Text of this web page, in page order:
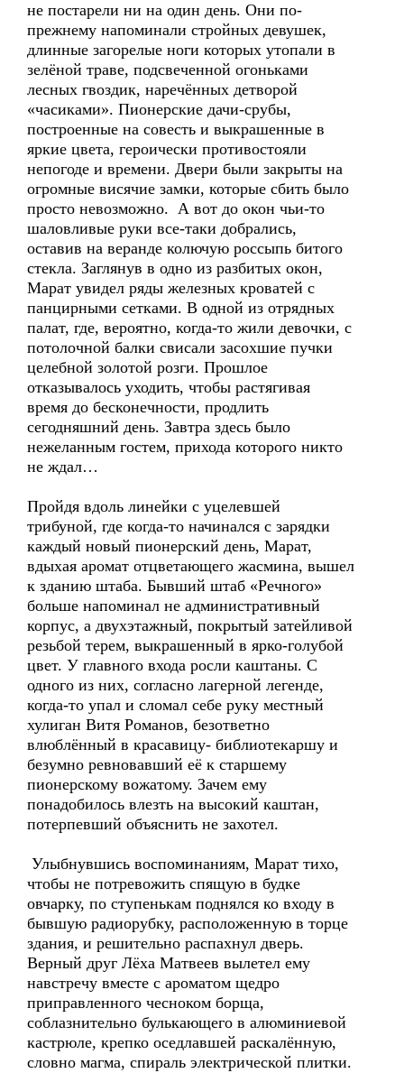
не постарели ни на один день. Они по-
прежнему напоминали стройных девушек,
длинные загорелые ноги которых утопали в
зелёной траве, подсвеченной огоньками
лесных гвоздик, наречённых детворой
«часиками». Пионерские дачи-срубы,
построенные на совесть и выкрашенные в
яркие цвета, героически противостояли
непогоде и времени. Двери были закрыты на
огромные висячие замки, которые сбить было
просто невозможно. А вот до окон чьи-то
шаловливые руки все-таки добрались,
оставив на веранде колючую россыпь битого
стекла. Заглянув в одно из разбитых окон,
Марат увидел ряды железных кроватей с
панцирными сетками. В одной из отрядных
палат, где, вероятно, когда-то жили девочки, с
потолочной балки свисали засохшие пучки
целебной золотой розги. Прошлое
отказывалось уходить, чтобы растягивая
время до бесконечности, продлить
сегодняшний день. Завтра здесь было
нежеланным гостем, прихода которого никто
не ждал…
Пройдя вдоль линейки с уцелевшей
трибуной, где когда-то начинался с зарядки
каждый новый пионерский день, Марат,
вдыхая аромат отцветающего жасмина, вышел
к зданию штаба. Бывший штаб «Речного»
больше напоминал не административный
корпус, а двухэтажный, покрытый затейливой
резьбой терем, выкрашенный в ярко-голубой
цвет. У главного входа росли каштаны. С
одного из них, согласно лагерной легенде,
когда-то упал и сломал себе руку местный
хулиган Витя Романов, безответно
влюблённый в красавицу- библиотекаршу и
безумно ревновавший её к старшему
пионерскому вожатому. Зачем ему
понадобилось влезть на высокий каштан,
потерпевший объяснить не захотел.
Улыбнувшись воспоминаниям, Марат тихо,
чтобы не потревожить спящую в будке
овчарку, по ступенькам поднялся ко входу в
бывшую радиорубку, расположенную в торце
здания, и решительно распахнул дверь.
Верный друг Лёха Матвеев вылетел ему
навстречу вместе с ароматом щедро
приправленного чесноком борща,
соблазнительно булькающего в алюминиевой
кастрюле, крепко оседлавшей раскалённую,
словно магма, спираль электрической плитки.